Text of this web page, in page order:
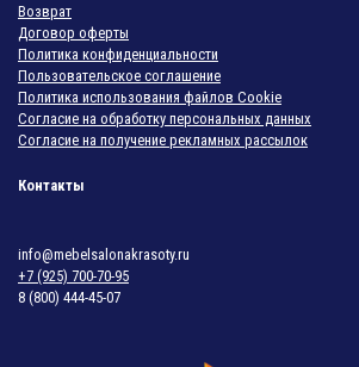
Возврат
Договор оферты
Политика конфиденциальности
Пользовательское соглашение
Политика использования файлов Cookie
Согласие на обработку персональных данных
Согласие на получение рекламных рассылок
Контакты
info@mebelsalonakrasoty.ru
+7 (925) 700-70-95
8 (800) 444-45-07